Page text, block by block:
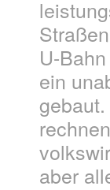
U-
ein
aber